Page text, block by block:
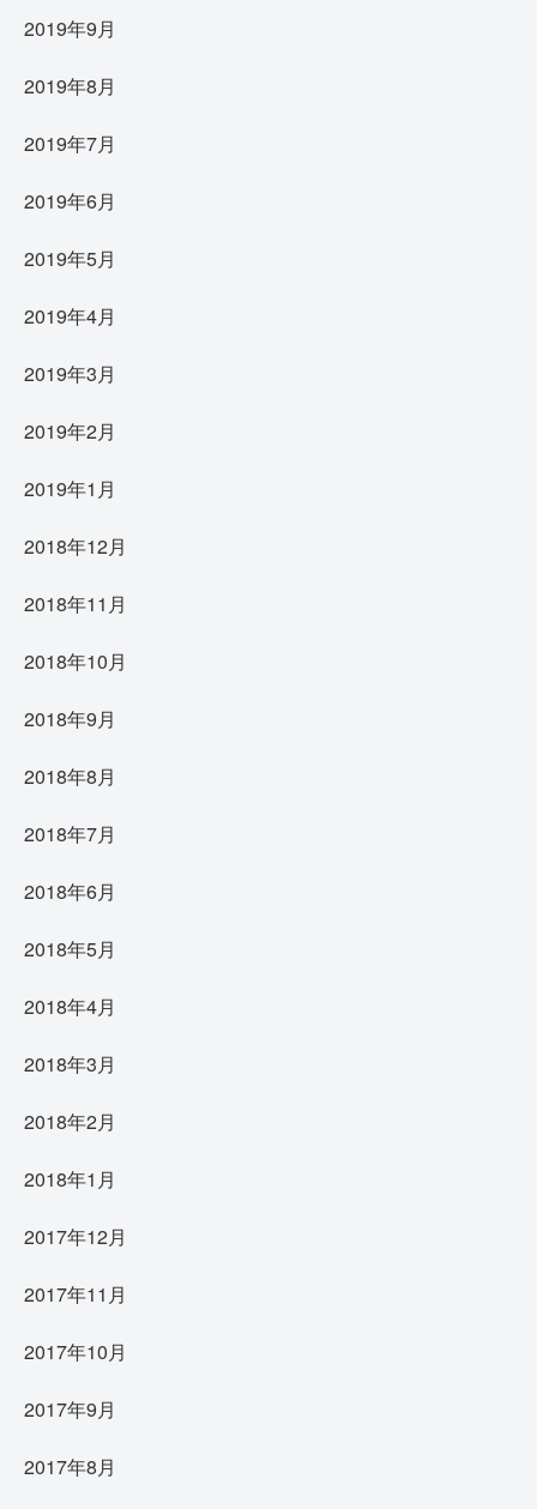
2019年9月
2019年8月
2019年7月
2019年6月
2019年5月
2019年4月
2019年3月
2019年2月
2019年1月
2018年12月
2018年11月
2018年10月
2018年9月
2018年8月
2018年7月
2018年6月
2018年5月
2018年4月
2018年3月
2018年2月
2018年1月
2017年12月
2017年11月
2017年10月
2017年9月
2017年8月